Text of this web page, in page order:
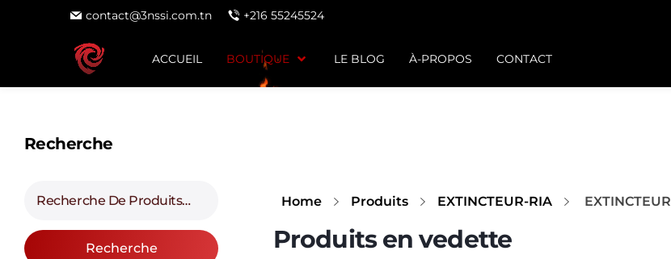
contact@3nssi.com.tn +216 55245524
ACCUEIL BOUTIQUE LE BLOG À-PROPOS CONTACT
Home Produits EXTINCTEUR-RIA EXTINCTEUR
Recherche
Recherche